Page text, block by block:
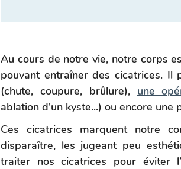
Au cours de notre vie, notre corps
pouvant entraîner des cicatrices. Il
(chute, coupure, brûlure), une
ablation d'un kyste...) ou encore
Ces cicatrices marquent notre
disparaître, les jugeant peu
traiter nos cicatrices pour éviter